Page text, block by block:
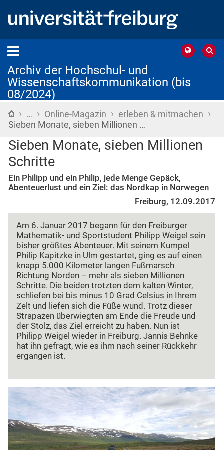
Archiv der Hochschul- und
Wissenschaftskommunikation (bis
08/2024)
Startseite
› … › Online-Magazin › erleben & mitmachen ›
Sieben Monate, sieben Millionen …
Sieben Monate, sieben Millionen
Schritte
Ein Philipp und ein Philip, jede Menge Gepäck,
Abenteuerlust und ein Ziel: das Nordkap in Norwegen
Freiburg, 12.09.2017
Am 6. Januar 2017 begann für den Freiburger
Mathematik- und Sportstudent Philipp Weigel sein
bisher größtes Abenteuer. Mit seinem Kumpel
Philip Kapitzke in Ulm gestartet, ging es auf einen
knapp 5.000 Kilometer langen Fußmarsch
Richtung Norden – mehr als sieben Millionen
Schritte. Die beiden trotzten dem kalten Winter,
schliefen bei bis minus 10 Grad Celsius in Ihrem
Zelt und liefen sich die Füße wund. Trotz dieser
Strapazen überwiegten am Ende die Freude und
der Stolz, das Ziel erreicht zu haben. Nun ist
Philipp Weigel wieder in Freiburg. Jannis Behnke
hat ihn gefragt, wie es ihm nach seiner Rückkehr
ergangen ist.